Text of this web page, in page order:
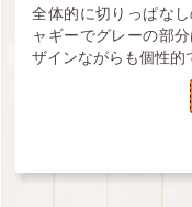
全体的に切りっぱな
ャギーでグレーの部
ザインながらも個性的